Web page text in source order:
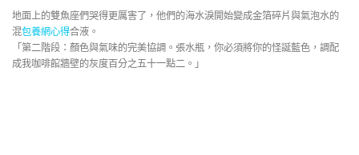
地面上的雙魚座們哭得更厲害了，他們的海水淚開始變成金箔碎片與氣泡水的
混包養網心得合液。
「第二階段：顏色與氣味的完美協調。張水瓶，你必須將你的怪誕藍色，調配
成我咖啡館牆壁的灰度百分之五十一點二。」